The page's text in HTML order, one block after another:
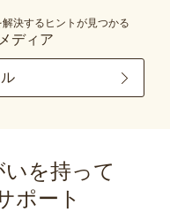
決するヒントが見つかる
ディア
を持って
ポート